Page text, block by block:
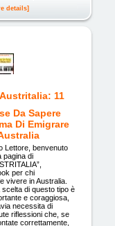
details]
Austritalia: 11
Da Sapere
Di Emigrare
Lettore, benvenuto
pagina di
per chi
vivere in Australia.
scelta di questo tipo è
e coraggiosa,
necessita di
riflessioni che, se
correttamente,